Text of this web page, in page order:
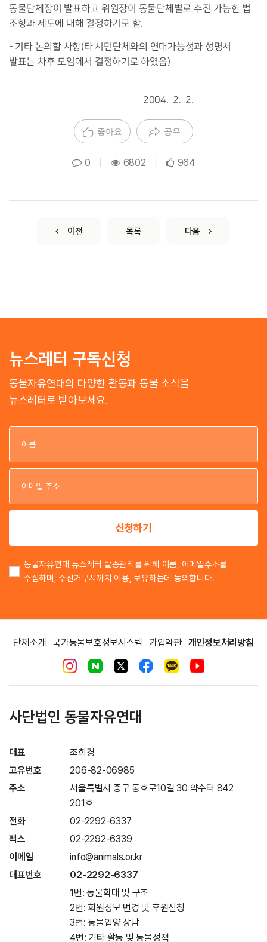
동물단체장이 발표하고 위원장이 동물단체별로 추진 가능한 법
조항과 제도에 대해 결정하기로 함.
- 기타 논의할 사항(타 시민단체와의 연대가능성과 성명서
발표는 차후 모임에서 결정하기로 하였음)
2004. 2. 2.
좋아요 공유
0 6802 964
이전 목록 다음
뉴스레터 구독신청
동물자유연대의 다양한 활동과 동물 소식을
뉴스레터로 받아보세요.
이
이
신청하기
동물자유연대 뉴스레터 발송관리를 위해 이름, 이메일주소를
수집하며, 수신거부시까지 이용, 보유하는데 동의합니다.
단체소개 국가동물보호정보시스템 가입약관 개인정보처리방침
사단법인 동물자유연대
대표
조희경
고유번호
206-82-06985
주소
서울특별시 중구 동호로10길 30 약수터 842
201호
전화
02-2292-6337
팩스
02-2292-6339
이메일
info@animals.or.kr
대표번호
02-2292-6337
1번: 동물학대 및 구조
2번: 회원정보 변경 및 후원신청
3번: 동물입양 상담
4번: 기타 활동 및 동물정책